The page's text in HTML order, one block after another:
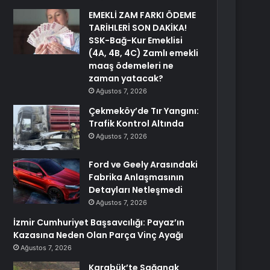
EMEKLİ ZAM FARKI ÖDEME
TARİHLERİ SON DAKİKA!
SSK-Bağ-Kur Emeklisi
(4A, 4B, 4C) Zamlı emekli
maaş ödemeleri ne
zaman yatacak?
Ağustos 7, 2026
Çekmeköy’de Tır Yangını:
Trafik Kontrol Altında
Ağustos 7, 2026
Ford ve Geely Arasındaki
Fabrika Anlaşmasının
Detayları Netleşmedi
Ağustos 7, 2026
İzmir Cumhuriyet Başsavcılığı: Payaz’ın
Kazasına Neden Olan Parça Vinç Ayağı
Ağustos 7, 2026
Karabük’te Sağanak